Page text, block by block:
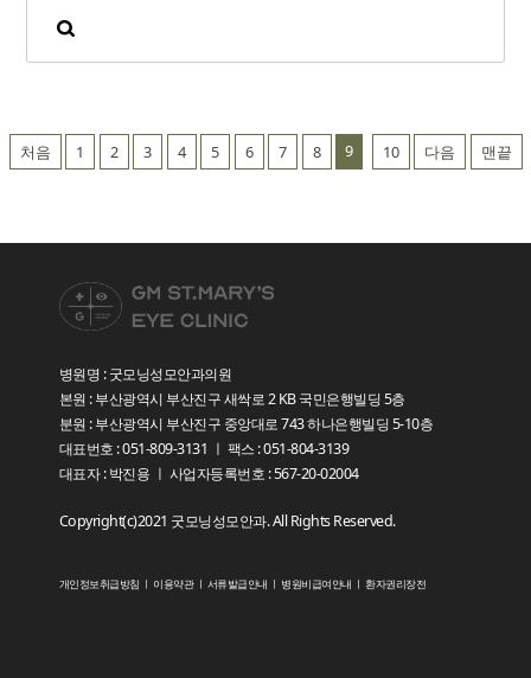
처음 1 2 3 4 5 6 7 8 9 10 다음 맨끝
병원명 : 굿모닝성모안과의원
본원 : 부산광역시 부산진구 새싹로 2 KB 국민은행빌딩 5층
분원 : 부산광역시 부산진구 중앙대로 743 하나은행빌딩 5-10층
대표번호 : 051-809-3131 ㅣ 팩스 : 051-804-3139
대표자 : 박진용 ㅣ 사업자등록번호 : 567-20-02004
Copyright(c)2021 굿모닝성모안과. All Rights Reserved.
개인정보취급방침 ㅣ 이용약관ㅣ 서류발급안내 ㅣ 병원비급여안내 ㅣ환자권리장전